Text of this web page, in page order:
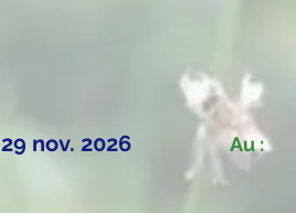
29 nov. 2026 Au :